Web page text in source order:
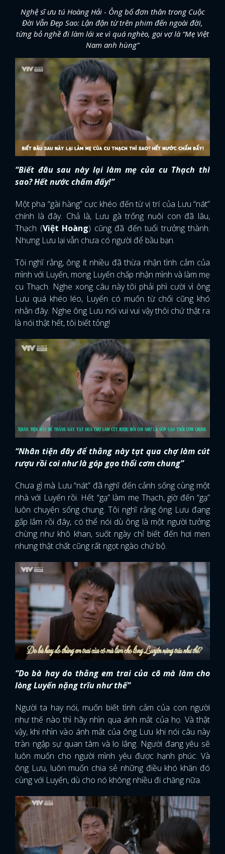
Nghệ sĩ ưu tú Hoàng Hải - Ông bố đơn thân trong Cuộc
Đời Vẫn Đẹp Sao: Lận đận từ trên phim đến ngoài đời,
từng bỏ nghề đi làm lái xe vì quá nghèo, gọi vợ là “Mẹ Việt
Nam anh hùng”
“Biết đâu sau này lại làm mẹ của cu Thạch thì
sao? Hết nước chấm đấy!”
Một pha “gài hàng” cực khéo đến từ vị trí của Lưu “nát”
chính là đây. Chả là, Lưu gà trống nuôi con đã lâu,
Thạch (Việt Hoàng) cũng đã đến tuổi trưởng thành.
Nhưng Lưu lại vẫn chưa có người để bầu bạn.
Tôi nghĩ rằng, ông ít nhiều đã thừa nhận tình cảm của
mình với Luyến, mong Luyến chấp nhận mình và làm mẹ
cu Thạch. Nghe xong câu này tôi phải phì cười vì ông
Lưu quá khéo léo, Luyến có muốn từ chối cũng khó
nhằn đây. Nghe ông Lưu nói vui vui vậy thôi chứ thật ra
là nói thật hết, tôi biết tỏng!
“Nhân tiện đây để thằng này tạt qua chợ làm cút
rượu rồi coi như là góp gạo thổi cơm chung”
Chưa gì mà Lưu “nát” đã nghĩ đến cảnh sống cùng một
nhà với Luyến rồi. Hết “gạ” làm mẹ Thạch, giờ đến “gạ”
luôn chuyện sống chung. Tôi nghĩ rằng ông Lưu đang
gấp lắm rồi đây, có thể nói dù ông là một người tưởng
chừng như khô khan, suốt ngày chỉ biết đến hơi men
nhưng thật chất cũng rất ngọt ngào chứ bộ.
“Do bà hay do thằng em trai của cô mà làm cho
lòng Luyến nặng trĩu như thế”
Người ta hay nói, muốn biết tình cảm của con người
như thế nào thì hãy nhìn qua ánh mắt của họ. Và thật
vậy, khi nhìn vào ánh mắt của ông Lưu khi nói câu này
tràn ngập sự quan tâm và lo lắng. Người đang yêu sẽ
luôn muốn cho người mình yêu được hạnh phúc. Và
ông Lưu, luôn muốn chia sẻ những điều khó khăn đó
cùng với Luyến, dù cho nó không nhiều đi chăng nữa.